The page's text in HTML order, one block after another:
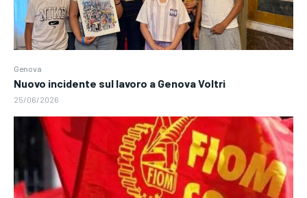
Genova
Nuovo incidente sul lavoro a Genova Voltri
25/06/2026